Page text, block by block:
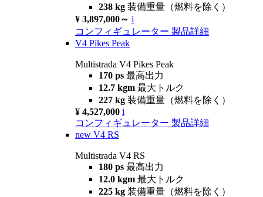
238 kg 装備重量（燃料を除く）
¥ 3,897,000～ i
コンフィギュレーター 製品詳細
V4 Pikes Peak
Multistrada V4 Pikes Peak
170 ps 最高出力
12.7 kgm 最大トルク
227 kg 装備重量（燃料を除く）
¥ 4,527,000 i
コンフィギュレーター 製品詳細
new V4 RS
Multistrada V4 RS
180 ps 最高出力
12.0 kgm 最大トルク
225 kg 装備重量（燃料を除く）